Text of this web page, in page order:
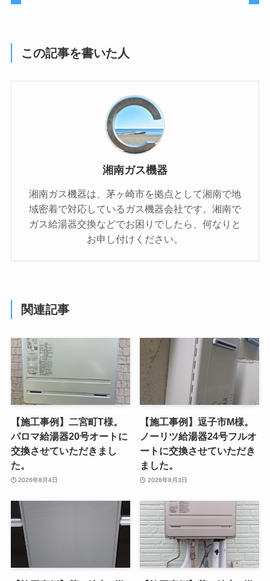
この記事を書いた人
湘南ガス機器
湘南ガス機器は、茅ヶ崎市を拠点として湘南で地
域密着で対応しているガス機器会社です。湘南で
ガス給湯器交換などでお困りでしたら、何なりと
お申し付けください。
関連記事
【施工事例】二宮町T様。
パロマ給湯器20号オートに
交換させていただきまし
た。
2026年8月4日
【施工事例】逗子市M様。
ノーリツ給湯器24号フルオ
ートに交換させていただき
ました。
2026年8月3日